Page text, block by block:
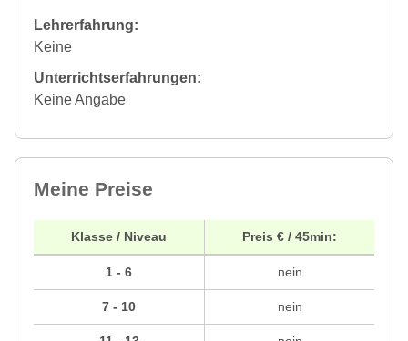
Lehrerfahrung:
Keine
Unterrichtserfahrungen:
Keine Angabe
Meine Preise
Klasse / Niveau
1 - 6
7 - 10
Preis € / 45min:
nein
nein